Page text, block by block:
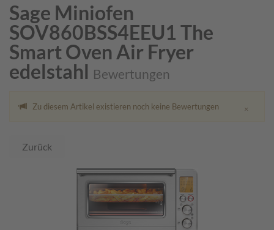
Sage Miniofen
SOV860BSS4EEU1 The
Smart Oven Air Fryer
edelstahl Bewertungen
×
Zu diesem Artikel existieren noch keine Bewertungen
Zurück